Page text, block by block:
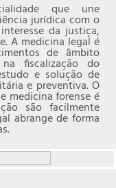
que une
jurídica com o
da justiça,
A medicina legal é
de âmbito
fiscalização do
e solução de
e preventiva. O
medicina forense é
são facilmente
abrange de forma